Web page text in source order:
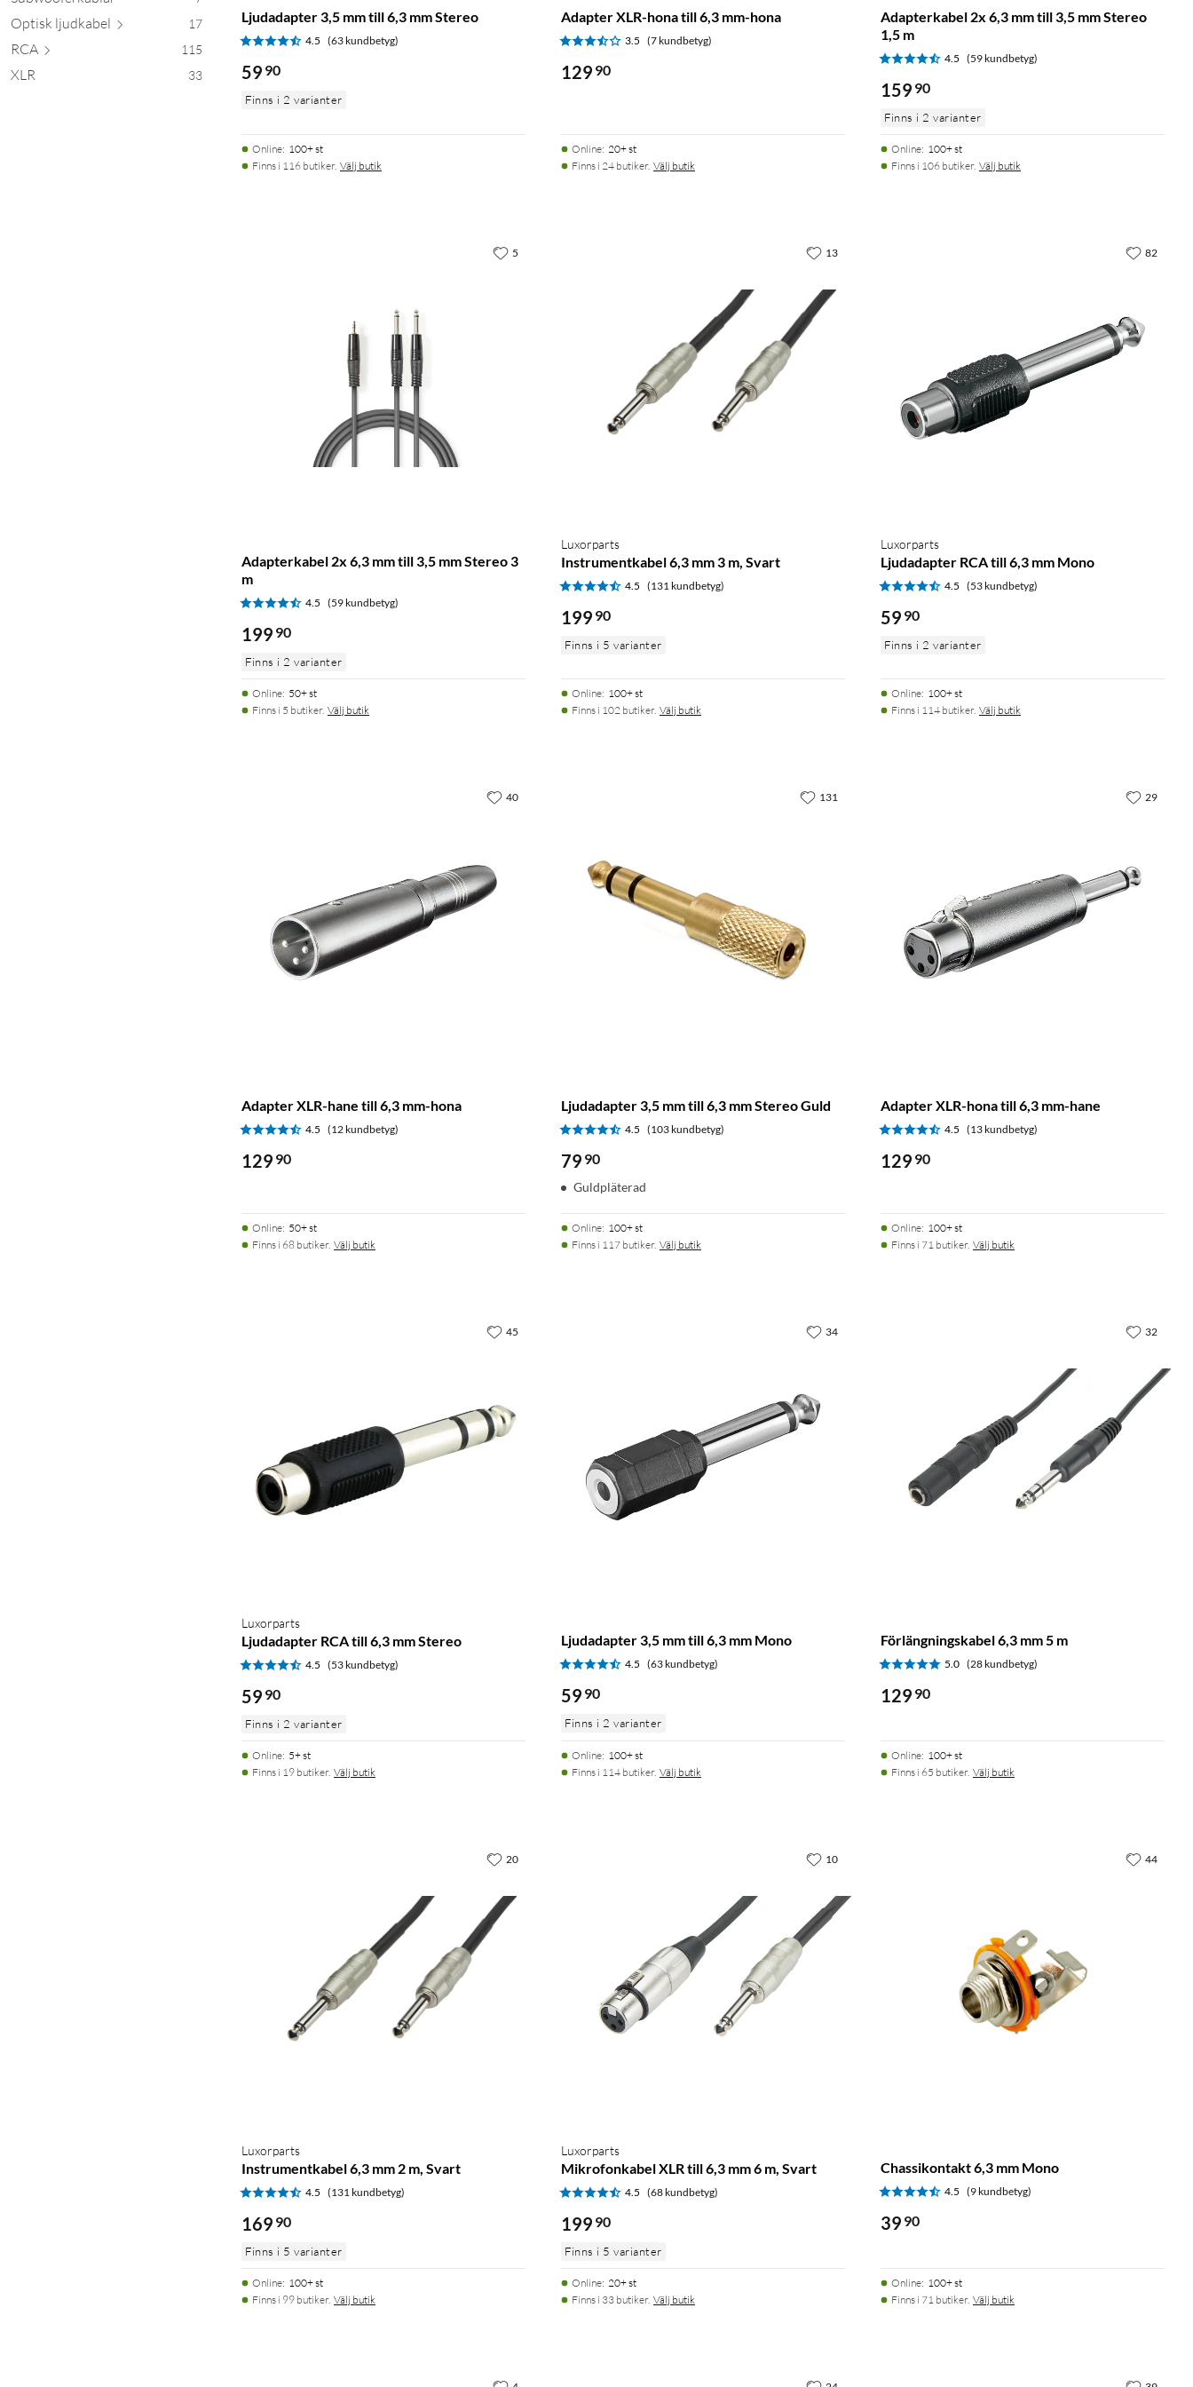
Optisk ljudkabel 17
RCA 115
XLR 33
Ljudadapter 3,5 mm till 6,3 mm Stereo
4.5 (63 kundbetyg)
59 90
Finns i 2 varianter
Online: 100+ st
Finns i 116 butiker. Välj butik
Adapter XLR-hona till 6,3 mm-hona
3.5 (7 kundbetyg)
129 90
Online: 20+ st
Finns i 24 butiker. Välj butik
Adapterkabel 2x 6,3 mm till 3,5 mm Stereo
1,5 m
4.5 (59 kundbetyg)
159 90
Finns i 2 varianter
Online: 100+ st
Finns i 106 butiker. Välj butik
Adapterkabel 2x 6,3 mm till 3,5 mm Stereo 3
m
4.5 (59 kundbetyg)
199 90
Finns i 2 varianter
Online: 50+ st
Finns i 5 butiker. Välj butik
5
Luxorparts
Instrumentkabel 6,3 mm 3 m, Svart
4.5 (131 kundbetyg)
199 90
Finns i 5 varianter
Online: 100+ st
Finns i 102 butiker. Välj butik
13
Luxorparts
Ljudadapter RCA till 6,3 mm Mono
4.5 (53 kundbetyg)
59 90
Finns i 2 varianter
Online: 100+ st
Finns i 114 butiker. Välj butik
82
Adapter XLR-hane till 6,3 mm-hona
4.5 (12 kundbetyg)
129 90
Online: 50+ st
Finns i 68 butiker. Välj butik
40
Ljudadapter 3,5 mm till 6,3 mm Stereo Guld
4.5 (103 kundbetyg)
79 90
Guldpläterad
Online: 100+ st
Finns i 117 butiker. Välj butik
131
Adapter XLR-hona till 6,3 mm-hane
4.5 (13 kundbetyg)
129 90
Online: 100+ st
Finns i 71 butiker. Välj butik
29
Luxorparts
Ljudadapter RCA till 6,3 mm Stereo
4.5 (53 kundbetyg)
59 90
Finns i 2 varianter
Online: 5+ st
Finns i 19 butiker. Välj butik
45
Ljudadapter 3,5 mm till 6,3 mm Mono
4.5 (63 kundbetyg)
59 90
Finns i 2 varianter
Online: 100+ st
Finns i 114 butiker. Välj butik
34
Förlängningskabel 6,3 mm 5 m
5.0 (28 kundbetyg)
129 90
Online: 100+ st
Finns i 65 butiker. Välj butik
32
Luxorparts
Instrumentkabel 6,3 mm 2 m, Svart
4.5 (131 kundbetyg)
169 90
Finns i 5 varianter
Online: 100+ st
Finns i 99 butiker. Välj butik
20
Luxorparts
Mikrofonkabel XLR till 6,3 mm 6 m, Svart
4.5 (68 kundbetyg)
199 90
Finns i 5 varianter
Online: 20+ st
Finns i 33 butiker. Välj butik
10
Chassikontakt 6,3 mm Mono
4.5 (9 kundbetyg)
39 90
Online: 100+ st
Finns i 71 butiker. Välj butik
44